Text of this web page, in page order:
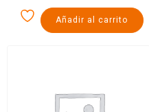
Añadir al carrito